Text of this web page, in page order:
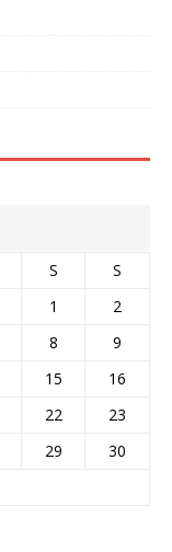
S
S
1
2
8
9
15
16
22
23
29
30